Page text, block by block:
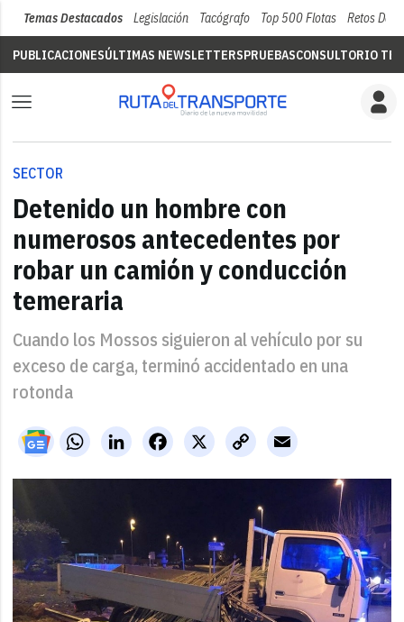
Temas Destacados Legislación Tacógrafo Top 500 Flotas Retos Del
PUBLICACIONESÚLTIMAS NEWSLETTERSPRUEBASCONSULTORIO
SECTOR
Detenido un hombre con
numerosos antecedentes por
robar un camión y conducción
temeraria
Cuando los Mossos siguieron al vehículo por su
exceso de carga, terminó accidentado en una
rotonda
WhatsAppLinkedIn X
Facebook
Copy
Link
Email